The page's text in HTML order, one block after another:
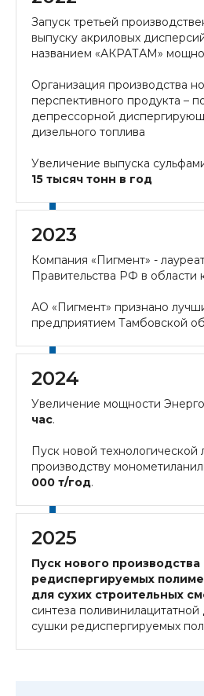
Запуск третьей
выпуску акриловых
названием «АКРАТАМ»
Организация производства
перспективного продукта –
депрессорной
дизельного топлива
Увеличение выпуска
15 тысяч тонн в год
2023
Компания «Пигмент» -
Правительства РФ в области
АО «Пигмент» признано
предприятием Тамбовской
2024
Увеличение мощности
час.
Пуск новой технологической
производству
000 т/год.
2025
Пуск нового производства
редиспергируемых
для сухих строительных
синтеза
сушки редиспергируемых